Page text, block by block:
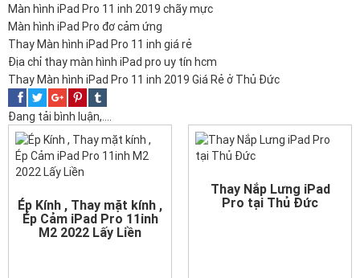
Màn hình iPad Pro 11 inh 2019 chãy mực
Màn hình iPad Pro đơ cảm ứng
Thay Màn hình iPad Pro 11 inh giá rẻ
Địa chỉ thay màn hình iPad pro uy tín hcm
Thay Màn hình iPad Pro 11 inh 2019 Giá Rẻ ở Thủ Đức
Đang tải bình luận,....
Ép Kính , Thay mặt kính ,
Ép Cảm iPad Pro 11inh
M2 2022 Lấy Liền
Thay Nắp Lưng iPad
Pro tại Thủ Đức